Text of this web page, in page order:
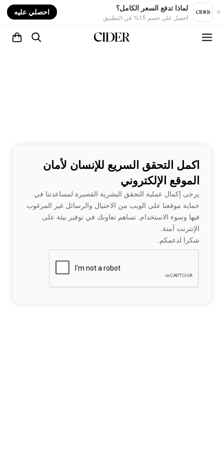
لماذا تدفع السعر الكامل؟
احصل على خصم 15% في التطبيق
احصلي عليه
اكمل التحقق السريع للإنسان لأمان
الموقع الإلكتروني
يرجى إكمال عملية التحقق البشرية القصيرة لمساعدتنا في
حماية موقعنا على الويب من الاحتيال والرسائل غير المرغوب
فيها وسوء الاستخدام. تساهم تعاونك في توفير بيئة على
الإنترنت آمنة.
شكرا لدعمكم.